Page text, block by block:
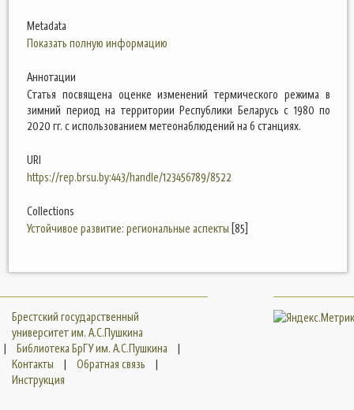
Metadata
Показать полную информацию
Аннотации
Статья посвящена оценке изменений термического режима в
зимний период на территории Республики Беларусь с 1980 по
2020 гг. с использованием метеонаблюдений на 6 станциях.
URI
https://rep.brsu.by:443/handle/123456789/8522
Collections
Устойчивое развитие: региональные аспекты [85]
Брестский государственный
университет им. А.С.Пушкина
|
Библиотека БрГУ им. А.С.Пушкина
|
Контакты
| Обратная связь
|
Инструкция